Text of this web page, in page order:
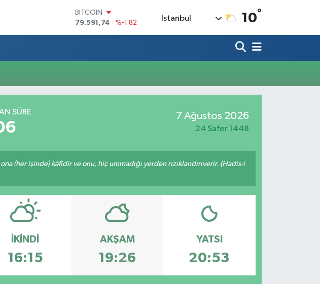
BITCOIN
79.591,74
%-1.82
53,38690
%0.19
G.ALTIN
İstanbul 10°
SÜRE 7 Ağustos 2026
24 Safer 1448
(her işinde) kâfîdir ve onu, hiç ummadığı yerden rızıklandırıverir. (Hadis-i
İKINDI
16:15
AKŞAM
19:26
YATSI
20:53